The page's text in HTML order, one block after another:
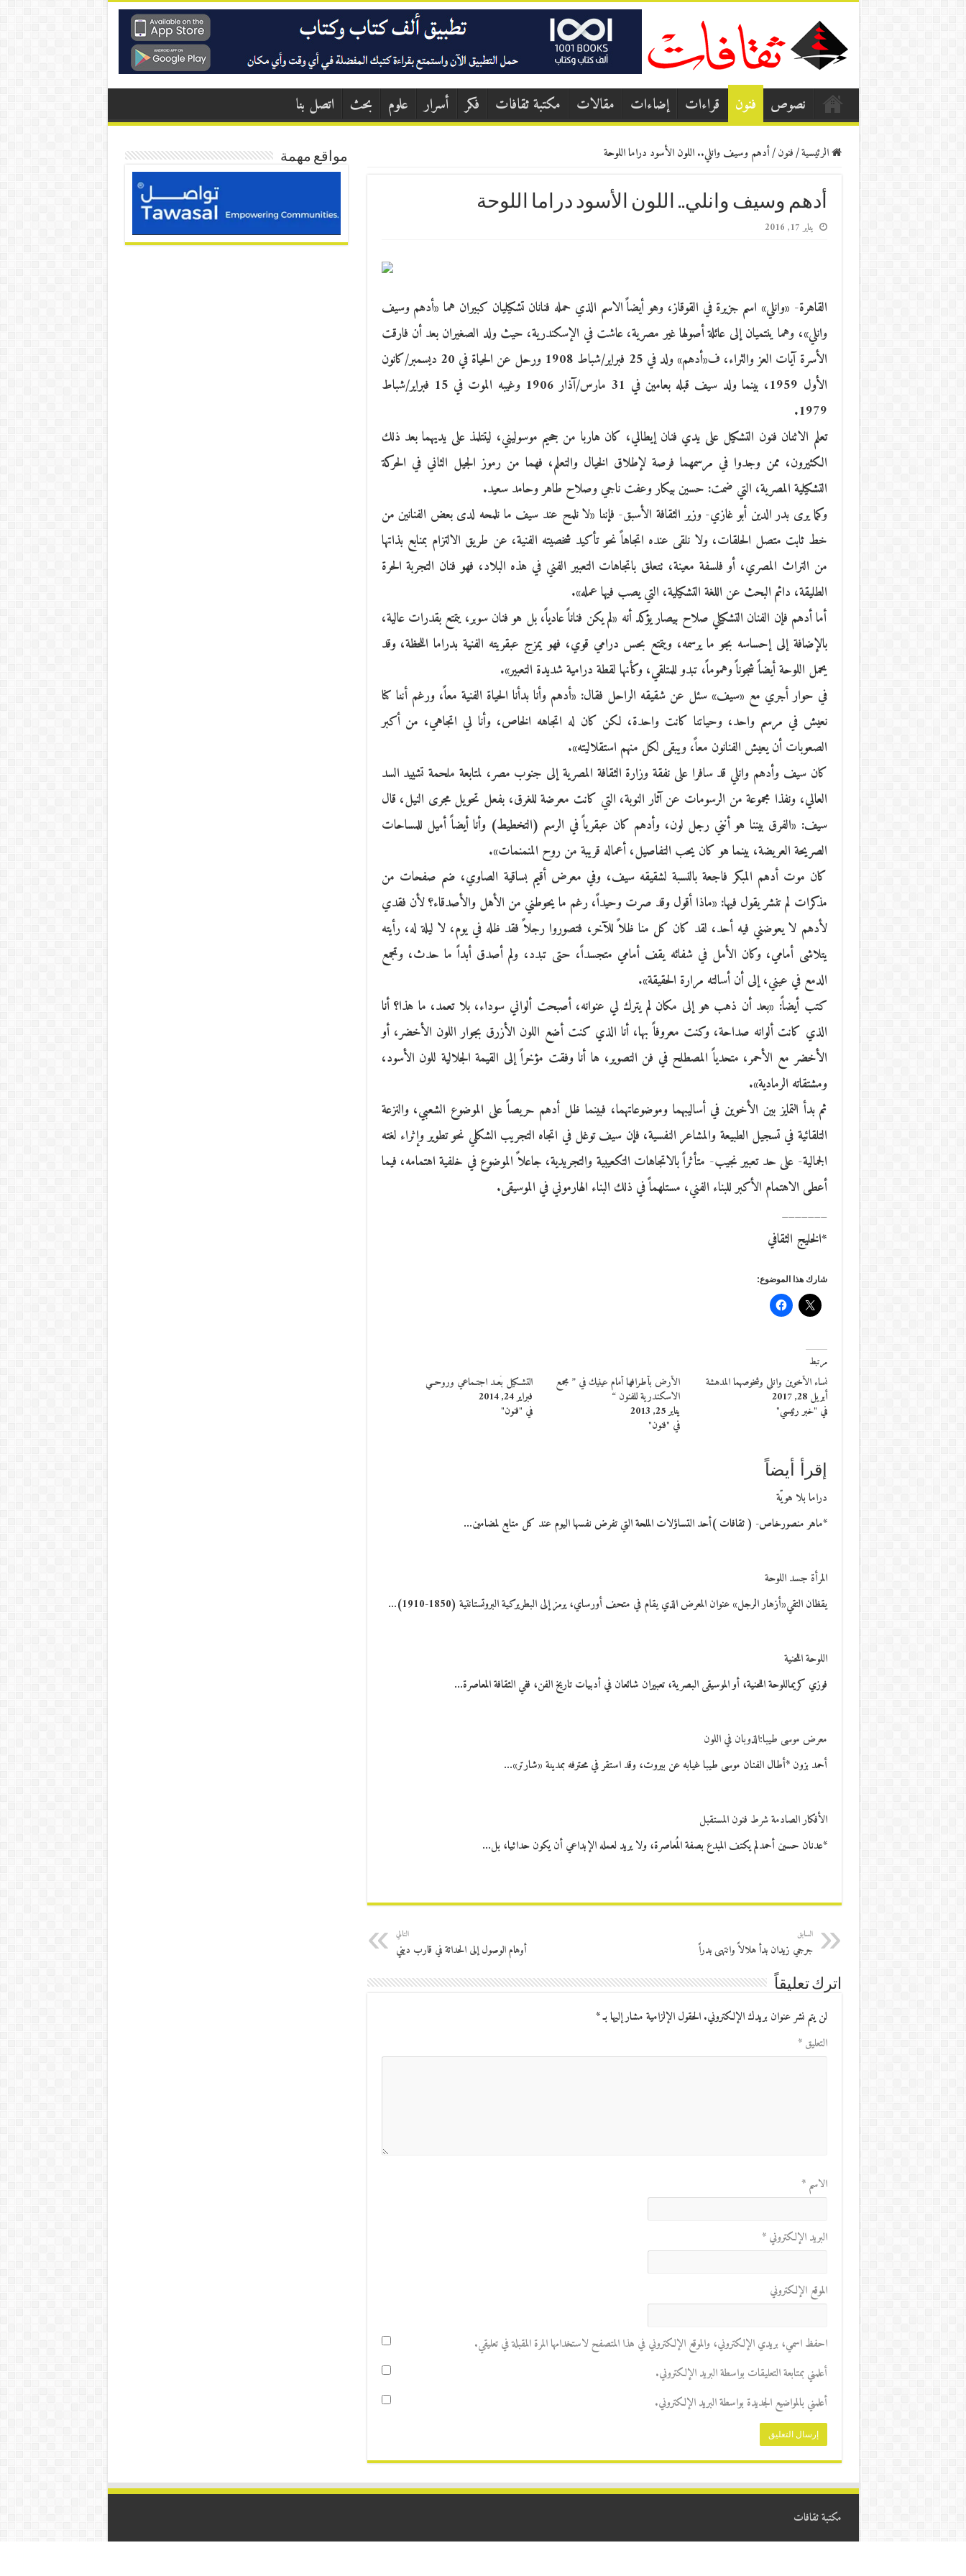
نصوص فنون قراءات إضاءات مقالات مكتبة ثقافات فكر أسرار علوم بحث اتصل بنا
الرئيسية/فنون/أدهم وسيف وانلي.. اللون الأسود دراما اللوحة
أدهم وسيف وانلي.. اللون الأسود دراما اللوحة
يناير 17, 2016
القاهرة- «وانلي» اسم جزيرة في القوقاز، وهو أيضاً الاسم الذي حمله فنانان تشكيليان كبيران هما «أدهم وسيف
وانلي»، وهما ينتميان إلى عائلة أصولها غير مصرية، عاشت في الإسكندرية، حيث ولد الصغيران بعد أن فارقت
الأسرة آيات العز والثراء، ف«أدهم» ولد في 25 فبراير/شباط 1908 ورحل عن الحياة في 20 ديسمبر/كانون
الأول 1959، بينما ولد سيف قبله بعامين في 31 مارس/آذار 1906 وغيبه الموت في 15 فبراير/شباط
1979.
تعلم الاثنان فنون التشكيل على يدي فنان إيطالي، كان هاربا من جحيم موسوليني، ليتتلمذ على يديهما بعد ذلك
الكثيرون، ممن وجدوا في مرسمهما فرصة لإطلاق الخيال والتعلم، فهما من رموز الجيل الثاني في الحركة
التشكيلية المصرية، التي ضمت: حسين بيكار وعفت ناجي وصلاح طاهر وحامد سعيد.
وكما يرى بدر الدين أبو غازي- وزير الثقافة الأسبق- فإننا «لا نلمح عند سيف ما نلمحه لدى بعض الفنانين من
خط ثابت متصل الحلقات، ولا نلقى عنده اتجاهاً نحو تأكيد شخصيته الفنية، عن طريق الالتزام بمنابع بذاتها
من التراث المصري، أو فلسفة معينة، تتعلق باتجاهات التعبير الفني في هذه البلاد، فهو فنان التجربة الحرة
الطليقة، دائم البحث عن اللغة التشكيلية، التي يصب فيها عمله».
أما أدهم فإن الفنان التشكيلي صلاح بيصار يؤكد أنه «لم يكن فناناً عادياً، بل هو فنان سوبر، يتمتع بقدرات عالية،
بالإضافة إلى إحساسه بجو ما يرسمه، ويتمتع بحس درامي قوي، فهو يمزج عبقريته الفنية بدراما اللحظة، وقد
يحمل اللوحة أيضاً شجوناً وهموماً، تبدو للمتلقي، وكأنها لقطة درامية شديدة التعبير».
في حوار أجري مع «سيف» سئل عن شقيقه الراحل فقال: «أدهم وأنا بدأنا الحياة الفنية معاً، ورغم أننا كنا
نعيش في مرسم واحد، وحياتنا كانت واحدة، لكن كان له اتجاهه الخاص، وأنا لي اتجاهي، من أكبر
الصعوبات أن يعيش الفنانون معاً، ويبقى لكل منهم استقلاليته».‏
كان سيف وأدهم وانلي قد سافرا على نفقة وزارة الثقافة المصرية إلى جنوب مصر، لمتابعة ملحمة تشييد السد
العالي، ونفذا مجموعة من الرسومات عن آثار النوبة، التي كانت معرضة للغرق، بفعل تحويل مجرى النيل، قال
سيف: «الفرق بيننا هو أنني رجل لون، وأدهم كان عبقرياً في الرسم (التخطيط) وأنا أيضاً أميل للمساحات
الصريحة العريضة، بينما هو كان يحب التفاصيل، أعماله قريبة من روح المنمنمات».‏
كان موت أدهم المبكر فاجعة بالنسبة لشقيقه سيف، وفي معرض أقيم بساقية الصاوي، ضم صفحات من
مذكرات لم تنشر يقول فيها: «ماذا أقول وقد صرت وحيداً، رغم ما يحوطني من الأهل والأصدقاء؟ لأن فقدي
لأدهم لا يعوضني فيه أحد، لقد كان كل منا ظلاً للآخر، فتصوروا رجلاً فقد ظله في يوم، لا ليلة له، رأيته
يتلاشى أمامي، وكان الأمل في شفائه يقف أمامي متجسداً، حتى تبدد، ولم أصدق أبداً ما حدث، وتجمع
الدمع في عيني، إلى أن أسالته مرارة الحقيقة».
كتب أيضاً: «بعد أن ذهب هو إلى مكان لم يترك لي عنوانه، أصبحت ألواني سوداء، بلا تعمد، ما هذا؟ أنا
الذي كانت ألوانه صداحة، وكنت معروفاً بها، أنا الذي كنت أضع اللون الأزرق بجوار اللون الأخضر، أو
الأخضر مع الأحمر، متحدياً المصطلح في فن التصوير، ها أنا وفقت مؤخراً إلى القيمة الجلالية للون الأسود،
ومشتقاته الرمادية».
ثم بدأ التمايز بين الأخوين في أساليبهما وموضوعاتهما، فبينما ظل أدهم حريصاً على الموضوع الشعبي، والنزعة
التلقائية في تسجيل الطبيعة والمشاعر النفسية، فإن سيف توغل في اتجاه التجريب الشكلي نحو تطوير وإثراء لغته
الجمالية- على حد تعبير نجيب- متأثراً بالاتجاهات التكعيبية والتجريدية، جاعلاً الموضوع في خلفية اهتمامه، فيما
أعطى الاهتمام الأكبر للبناء الفني، مستلهماً في ذلك البناء الهارموني في الموسيقى.
_______
*الخليج الثقافي
شارك هذا الموضوع:
مرتبط
نساء الأخوين وانلي وشخوصهما المدهشة
أبريل 28, 2017
في "خبر رئيسي"
الأرض بأطرافها أمام عينيك في ” مجمع
الاسكندرية للفنون “
يناير 25, 2013
في "فنون"
التشـكيل بُعـد اجتـماعي وروحــي
فبراير 24, 2014
في "فنون"
إقرأ أيضاً
دراما بلا هويّة
*ماهر منصورخاص- ( ثقافات )أحد التساؤلات الملحة التي تفرض نفسها اليوم عند كل متابع لمضامين…
المرأة جسد اللوحة
يقظان التقي«أزهار الرجل» عنوان المعرض الذي يقام في متحف أورساي، يرمز إلى البطريركية البروتستانتية (1850-1910)…
اللوحة اللحنية
فوزي كريماللوحة اللحنية، أو الموسيقى البصرية، تعبيران شائعان في أدبيات تاريخ الفن، ففي الثقافة المعاصرة…
معرض موسى طيبا:الذوبان في اللون
أحمد بزون *أطال الفنان موسى طيبا غيابه عن بيروت، وقد استقر في محترفه بمدينة «شارتر»…
الأفكار الصادمة شرط فنون المستقبل
*عدنان حسين أحمدلم يكتف المبدع بصفة المُعاصرة، ولا يريد لعمله الإبداعي أن يكون حداثيا، بل…
السابق
جرجي زيدان بدأ هلالاً وانتهى بدراً
التالي
أوهام الوصول إلى الحداثة في قارب ديني
اترك تعليقاً
لن يتم نشر عنوان بريدك الإلكتروني. الحقول الإلزامية مشار إليها بـ*
التعليق*
الاسم*
البريد الإلكتروني*
الموقع الإلكتروني
احفظ اسمي، بريدي الإلكتروني، والموقع الإلكتروني في هذا المتصفح لاستخدامها المرة المقبلة في تعليقي.
أعلمني بمتابعة التعليقات بواسطة البريد الإلكتروني.
أعلمني بالمواضيع الجديدة بواسطة البريد الإلكتروني.
مواقع مهمة
مكتبة ثقافات